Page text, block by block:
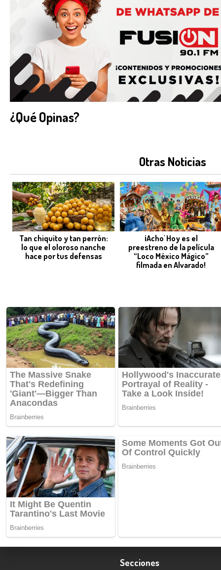
¿Qué Opinas?
Otras Noticias
Tan chiquito y tan perrón:
lo que el oloroso nanche
hace por tus defensas
¡Acho' Hoy es el
preestreno de la película
“Loco México Mágico”
filmada en Alvarado!
Secciones